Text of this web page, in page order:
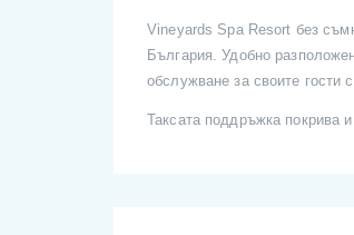
Vineyards Spa Resort без
България. Удобно
обслужване за своите гости
Таксата поддръжка покрива